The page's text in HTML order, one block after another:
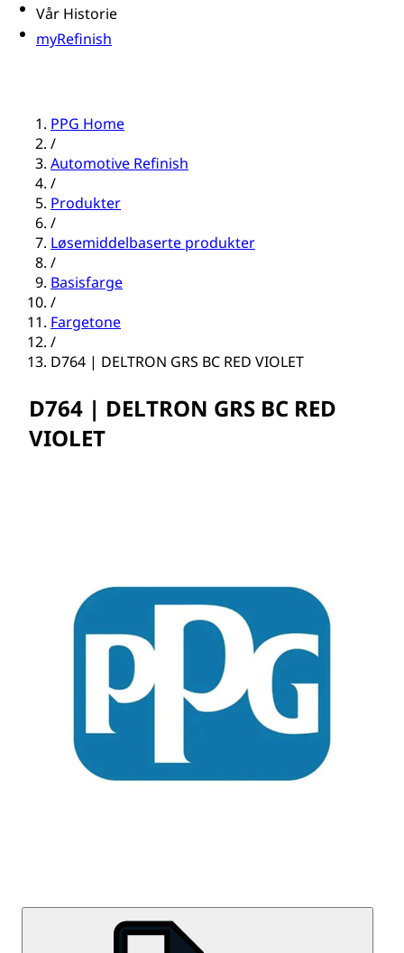
Vår Historie
myRefinish
PPG Home
/
Automotive Refinish
/
Produkter
/
Løsemiddelbaserte produkter
/
Basisfarge
/
Fargetone
/
D764 | DELTRON GRS BC RED VIOLET
D764 | DELTRON GRS BC RED
VIOLET